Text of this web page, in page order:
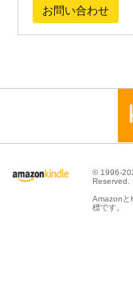
お問い合わせ
© 1996-
Reserved.
Amazonと
標です。